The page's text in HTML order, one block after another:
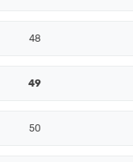
48
49
50